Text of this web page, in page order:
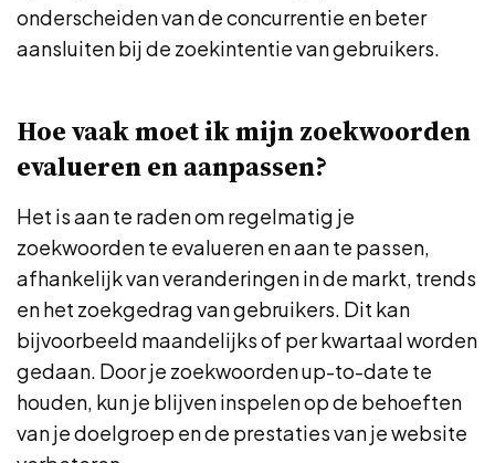
onderscheiden van de concurrentie en beter
aansluiten bij de zoekintentie van gebruikers.
Hoe vaak moet ik mijn zoekwoorden
evalueren en aanpassen?
Het is aan te raden om regelmatig je
zoekwoorden te evalueren en aan te passen,
afhankelijk van veranderingen in de markt, trends
en het zoekgedrag van gebruikers. Dit kan
bijvoorbeeld maandelijks of per kwartaal worden
gedaan. Door je zoekwoorden up-to-date te
houden, kun je blijven inspelen op de behoeften
van je doelgroep en de prestaties van je website